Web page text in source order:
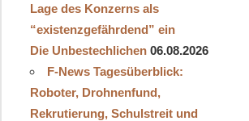
Lage des Konzerns als
“existenzgefährdend” ein
Die Unbestechlichen 06.08.2026
F-News Tagesüberblick:
Roboter, Drohnenfund,
Rekrutierung, Schulstreit und